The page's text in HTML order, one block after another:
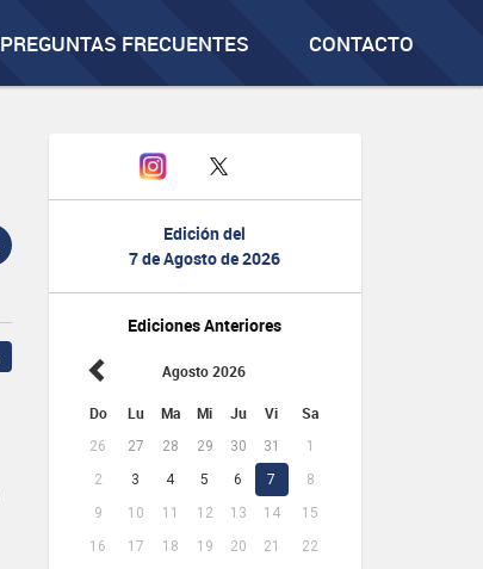
PREGUNTAS FRECUENTES CONTACTO
Edición del
7 de Agosto de 2026
Ediciones Anteriores
Agosto 2026
Do Lu Ma Mi Ju Vi Sa
26 27 28 29 30 31
1
2
3 4 5 6 7
8
9
10 11 12 13 14
15
16
17 18 19 20 21
22